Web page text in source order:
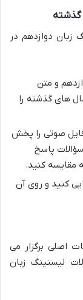
گذشته
زبان دوازدهم در
و متن
های گذشته را
صوتی را پخش
پاسخ
مقایسه کنید.
کنید و روی آن
اصلی برگزار می
لیسنینگ زبان